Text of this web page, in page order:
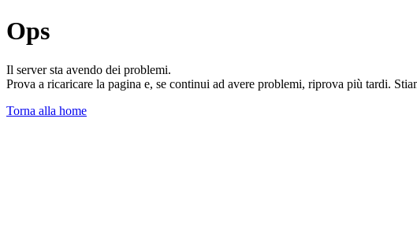
Ops
Il server sta avendo dei problemi.
Prova a ricaricare la pagina e, se continui ad avere problemi, riprova più tardi.
Torna alla home